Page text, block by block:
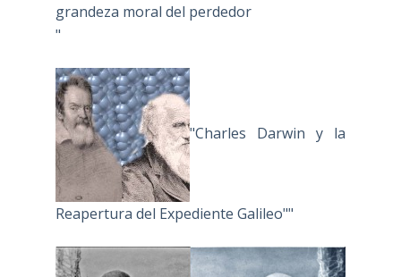
grandeza moral del perdedor
"
"Charles Darwin y la
Reapertura del Expediente Galileo""